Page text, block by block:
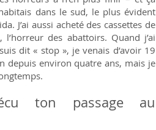
dans le sud, le plus évident
J’ai aussi acheté des cassettes de
des abattoirs. Quand j’ai
dit « stop », je venais d’avoir 19
depuis environ quatre ans, mais je
ton passage au